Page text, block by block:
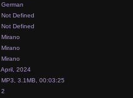
German
Not Defined
Not Defined
Mirano
Mirano
Mirano
April, 2024
MP3, 3.1MB, 00:03:25
2